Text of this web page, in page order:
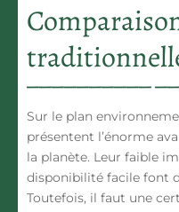
Sur le plan
présentent l’énorme
la planète. Leur faible
disponibilité facile font
Toutefois, il faut une